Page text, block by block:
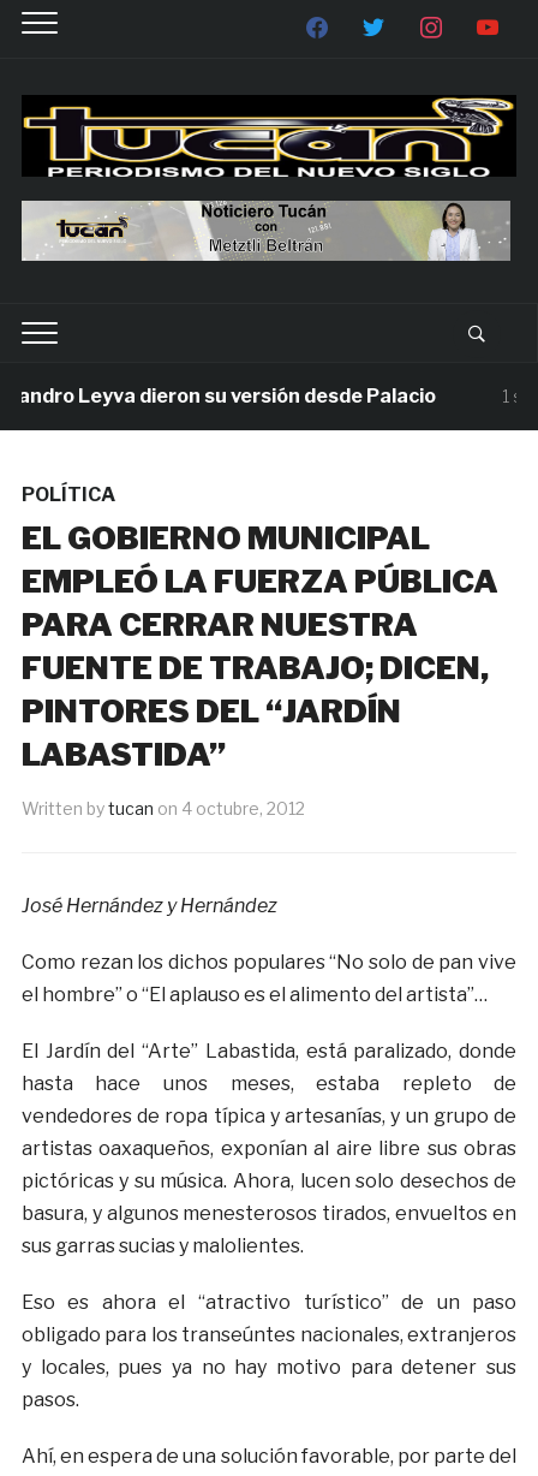
Leyva dieron su versión desde Palacio 1 semana
POLÍTICA
EL GOBIERNO MUNICIPAL
EMPLEÓ LA FUERZA PÚBLICA
PARA CERRAR NUESTRA
FUENTE DE TRABAJO; DICEN,
PINTORES DEL “JARDÍN
LABASTIDA”
Written bytucan on 4 octubre, 2012
José Hernández y Hernández
Como rezan los dichos populares “No solo de pan vive
el hombre” o “El aplauso es el alimento del artista”…
El Jardín del “Arte” Labastida, está paralizado, donde
hasta hace unos meses, estaba repleto de
vendedores de ropa típica y artesanías, y un grupo de
artistas oaxaqueños, exponían al aire libre sus obras
pictóricas y su música. Ahora, lucen solo desechos de
basura, y algunos menesterosos tirados, envueltos en
sus garras sucias y malolientes.
Eso es ahora el “atractivo turístico” de un paso
obligado para los transeúntes nacionales, extranjeros
y locales, pues ya no hay motivo para detener sus
pasos.
Ahí, en espera de una solución favorable, por parte del